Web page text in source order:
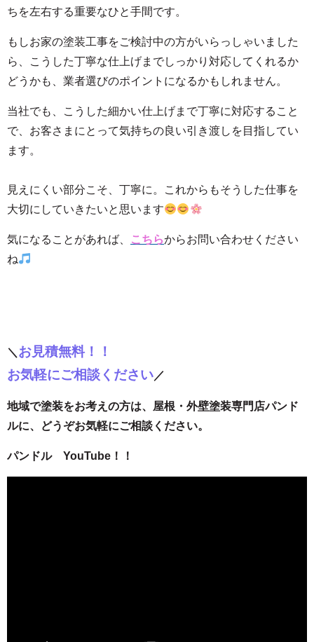
ちを左右する重要なひと手間です。
もしお家の塗装工事をご検討中の方がいらっしゃいました
ら、こうした丁寧な仕上げまでしっかり対応してくれるか
どうかも、業者選びのポイントになるかもしれません。
当社でも、こうした細かい仕上げまで丁寧に対応すること
で、お客さまにとって気持ちの良い引き渡しを目指してい
ます。
見えにくい部分こそ、丁寧に。これからもそうした仕事を
大切にしていきたいと思います
気になることがあれば、 こちらからお問い合わせください
ね
＼ お見積無料！！
お気軽にご相談ください／
地域で塗装をお考えの方は、屋根・外壁塗装専門店パンド
ルに、どうぞお気軽にご相談ください。
パンドル YouTube！！